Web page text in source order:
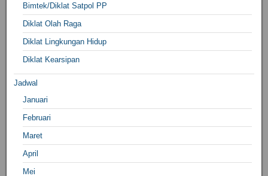
Bimtek/Diklat Satpol PP
Diklat Olah Raga
Diklat Lingkungan Hidup
Diklat Kearsipan
Jadwal
Januari
Februari
Maret
April
Mei